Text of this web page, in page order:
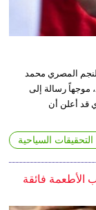
المصري محمد
موجهاً رسالة إلى
قد أعلن أن
السياحية
الأطعمة فائقة